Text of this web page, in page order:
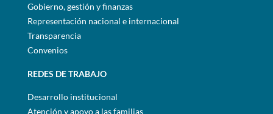
Gobierno, gestión y finanzas
Representación nacional e internacional
Transparencia
Convenios
REDES DE TRABAJO
Desarrollo institucional
Atención y apoyo a las familias